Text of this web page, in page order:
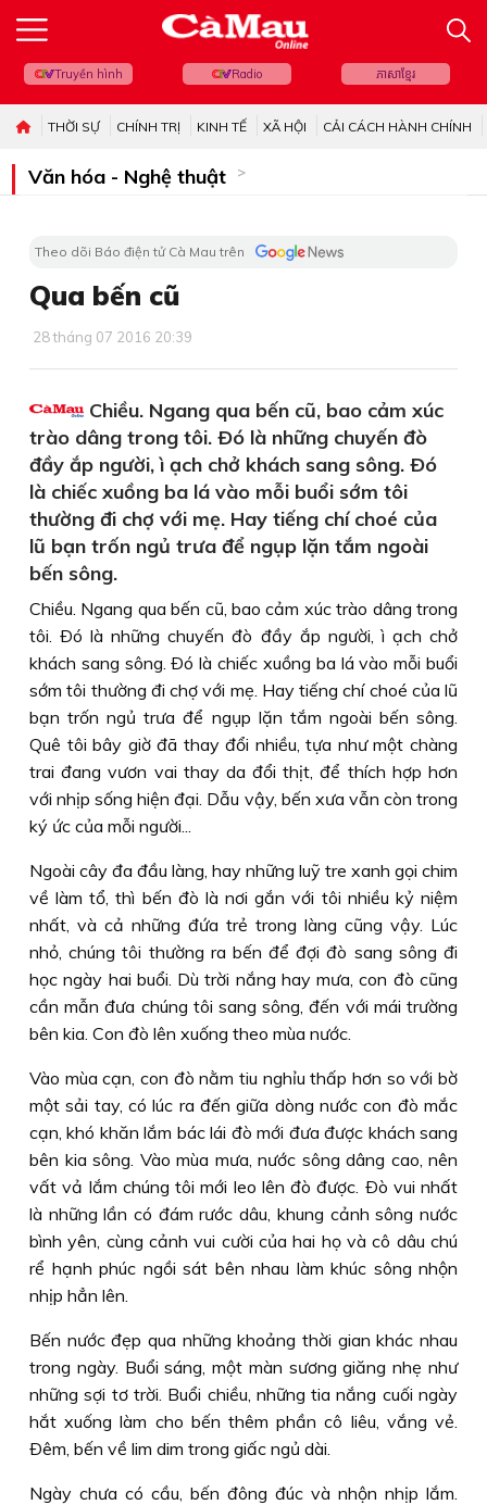
Truyền hình Radio ភាសាខ្មែរ
THỜI SỰ CHÍNH TRỊ KINH TẾ XÃ HỘI CẢI CÁCH HÀNH CHÍNH
Văn hóa - Nghệ thuật
Theo dõi Báo điện tử Cà Mau trên
Qua bến cũ
28 tháng 07 2016 20:39
Chiều. Ngang qua bến cũ, bao cảm xúc
trào dâng trong tôi. Ðó là những chuyến đò
đầy ắp người, ì ạch chở khách sang sông. Ðó
là chiếc xuồng ba lá vào mỗi buổi sớm tôi
thường đi chợ với mẹ. Hay tiếng chí choé của
lũ bạn trốn ngủ trưa để ngụp lặn tắm ngoài
bến sông.
Chiều. Ngang qua bến cũ, bao cảm xúc trào dâng trong
tôi. Ðó là những chuyến đò đầy ắp người, ì ạch chở
khách sang sông. Ðó là chiếc xuồng ba lá vào mỗi buổi
sớm tôi thường đi chợ với mẹ. Hay tiếng chí choé của lũ
bạn trốn ngủ trưa để ngụp lặn tắm ngoài bến sông.
Quê tôi bây giờ đã thay đổi nhiều, tựa như một chàng
trai đang vươn vai thay da đổi thịt, để thích hợp hơn
với nhịp sống hiện đại. Dẫu vậy, bến xưa vẫn còn trong
ký ức của mỗi người...
Ngoài cây đa đầu làng, hay những luỹ tre xanh gọi chim
về làm tổ, thì bến đò là nơi gắn với tôi nhiều kỷ niệm
nhất, và cả những đứa trẻ trong làng cũng vậy. Lúc
nhỏ, chúng tôi thường ra bến để đợi đò sang sông đi
học ngày hai buổi. Dù trời nắng hay mưa, con đò cũng
cần mẫn đưa chúng tôi sang sông, đến với mái trường
bên kia. Con đò lên xuống theo mùa nước.
Vào mùa cạn, con đò nằm tiu nghỉu thấp hơn so với bờ
một sải tay, có lúc ra đến giữa dòng nước con đò mắc
cạn, khó khăn lắm bác lái đò mới đưa được khách sang
bên kia sông. Vào mùa mưa, nước sông dâng cao, nên
vất vả lắm chúng tôi mới leo lên đò được. Ðò vui nhất
là những lần có đám rước dâu, khung cảnh sông nước
bình yên, cùng cảnh vui cười của hai họ và cô dâu chú
rể hạnh phúc ngồi sát bên nhau làm khúc sông nhộn
nhịp hẳn lên.
Bến nước đẹp qua những khoảng thời gian khác nhau
trong ngày. Buổi sáng, một màn sương giăng nhẹ như
những sợi tơ trời. Buổi chiều, những tia nắng cuối ngày
hắt xuống làm cho bến thêm phần cô liêu, vắng vẻ.
Ðêm, bến về lim dim trong giấc ngủ dài.
Ngày chưa có cầu, bến đông đúc và nhộn nhịp lắm.